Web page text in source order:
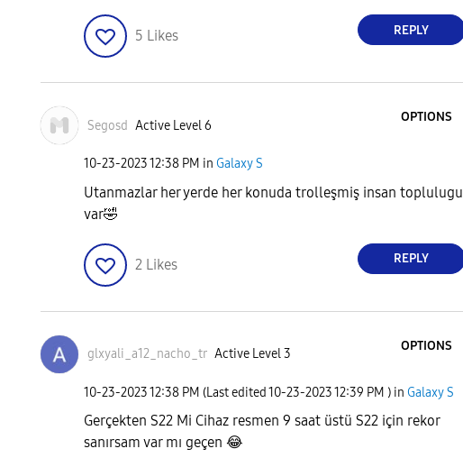
5 Likes REPLY
Segosd Active Level 6
OPTIONS
‎10-23-202312:38 PM in Galaxy S
Utanmazlar her yerde her konuda trolleşmiş insan toplulugu
var🤣
2 Likes REPLY
glxyali_a12_nacho_tr Active Level 3
OPTIONS
‎10-23-202312:38 PM (Last edited ‎10-23-202312:39 PM ) in Galaxy S
Gerçekten S22 Mi Cihaz resmen 9 saat üstü S22 için rekor
sanırsam var mı geçen 😂